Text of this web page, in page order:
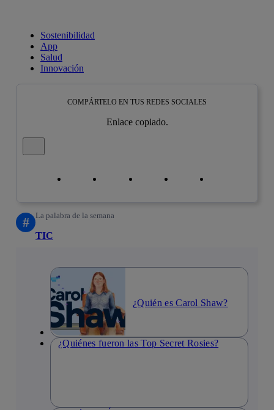
Sostenibilidad
App
Salud
Innovación
COMPÁRTELO EN TUS REDES SOCIALES
Enlace copiado.
# La palabra de la semana
TIC
¿Quién es Carol Shaw?
¿Quiénes fueron las Top Secret Rosies?